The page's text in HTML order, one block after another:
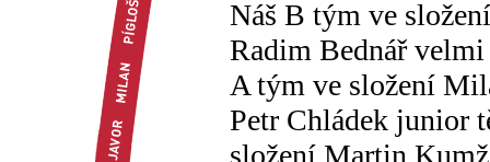
Náš B tým ve
Radim Bednář
A tým ve složení
Petr Chládek junior
složení Martin